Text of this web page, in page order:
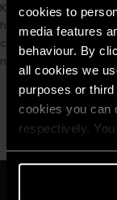
cookies to
media features
behaviour. By
all cookies we
purposes or
cookies you can
respectively.
Khánh Hòa. Đây là
hecta với tổng giá trị
căn biệt thự và khối
nghi sang trọng, hiện